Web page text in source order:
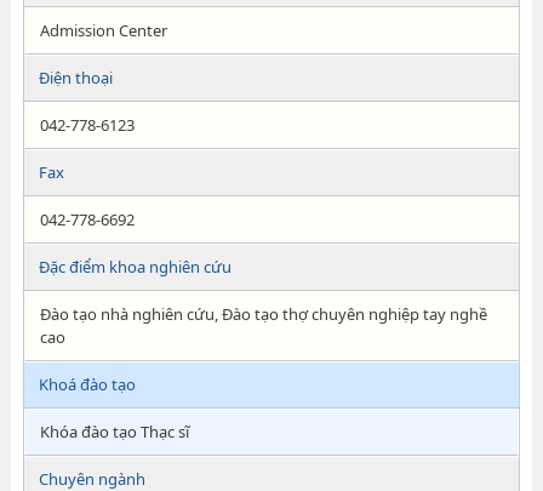
Admission Center
Điện thoại
042-778-6123
Fax
042-778-6692
Đặc điểm khoa nghiên cứu
Đào tạo nhà nghiên cứu, Đào tạo thợ chuyên nghiệp tay nghề
cao
Khoá đào tạo
Khóa đào tạo Thạc sĩ
Chuyên ngành